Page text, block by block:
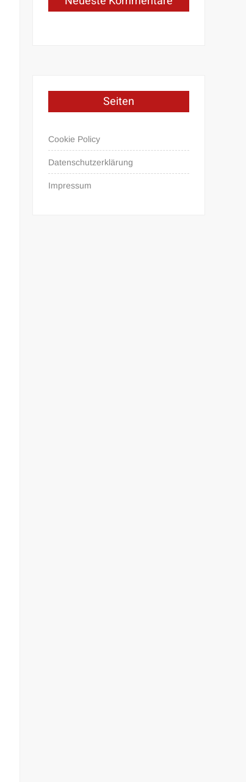
Seiten
Cookie Policy
Datenschutzerklärung
Impressum